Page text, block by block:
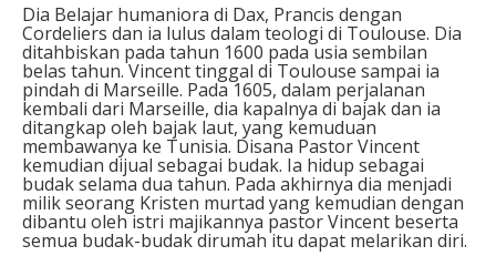
Dia Belajar humaniora di Dax, Prancis dengan
Cordeliers dan ia lulus dalam teologi di Toulouse. Dia
ditahbiskan pada tahun 1600 pada usia sembilan
belas tahun. Vincent tinggal di Toulouse sampai ia
pindah di Marseille. Pada 1605, dalam perjalanan
kembali dari Marseille, dia kapalnya di bajak dan ia
ditangkap oleh bajak laut, yang kemuduan
membawanya ke Tunisia. Disana Pastor Vincent
kemudian dijual sebagai budak. Ia hidup sebagai
budak selama dua tahun. Pada akhirnya dia menjadi
milik seorang Kristen murtad yang kemudian dengan
dibantu oleh istri majikannya pastor Vincent beserta
semua budak-budak dirumah itu dapat melarikan diri.